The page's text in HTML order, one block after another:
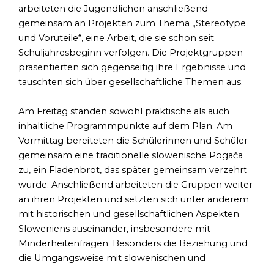
arbeiteten die Jugendlichen anschließend
gemeinsam an Projekten zum Thema „Stereotype
und Voruteile“, eine Arbeit, die sie schon seit
Schuljahresbeginn verfolgen. Die Projektgruppen
präsentierten sich gegenseitig ihre Ergebnisse und
tauschten sich über gesellschaftliche Themen aus.
Am Freitag standen sowohl praktische als auch
inhaltliche Programmpunkte auf dem Plan. Am
Vormittag bereiteten die Schülerinnen und Schüler
gemeinsam eine traditionelle slowenische Pogača
zu, ein Fladenbrot, das später gemeinsam verzehrt
wurde. Anschließend arbeiteten die Gruppen weiter
an ihren Projekten und setzten sich unter anderem
mit historischen und gesellschaftlichen Aspekten
Sloweniens auseinander, insbesondere mit
Minderheitenfragen. Besonders die Beziehung und
die Umgangsweise mit slowenischen und